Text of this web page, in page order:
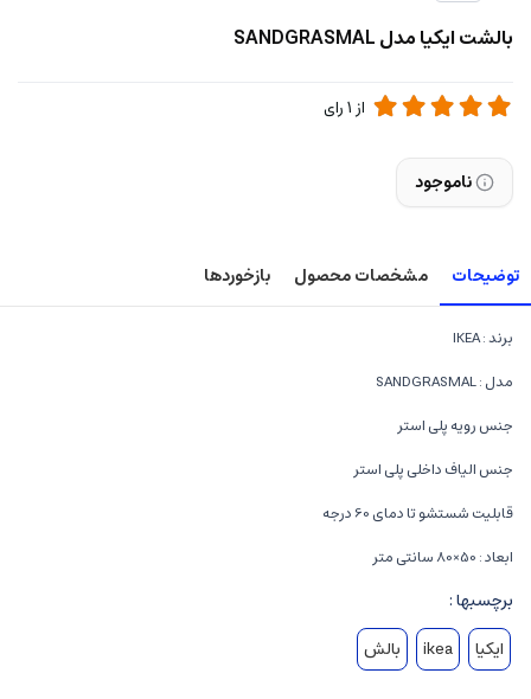
بالشت ایکیا مدل SANDGRASMAL
از 1رای
ناموجود
توضیحات مشخصات محصول بازخوردها
برند : IKEA
مدل : SANDGRASMAL
جنس رویه پلی استر
جنس الیاف داخلی پلی استر
قابلیت شستشو تا دمای 60 درجه
ابعاد : 50×80 سانتی متر
برچسبها :
ایکیا
ikea بالش